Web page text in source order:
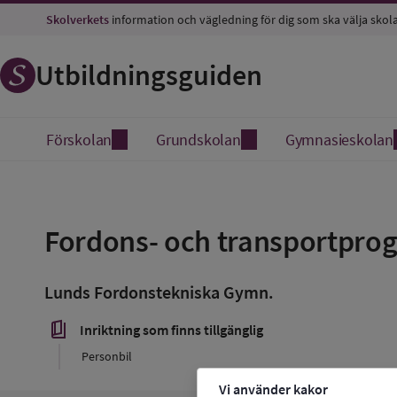
Vi använder kakor
Skolverkets information och vägledning för dig som ska välja
Utbildningsguiden
Förskolan Grundskolan Gymnasieskolan
Fordons- och
favorit
Lunds Fordonstekniska Gymn.
book_5 Inriktning som finns tillgänglig
Personbil